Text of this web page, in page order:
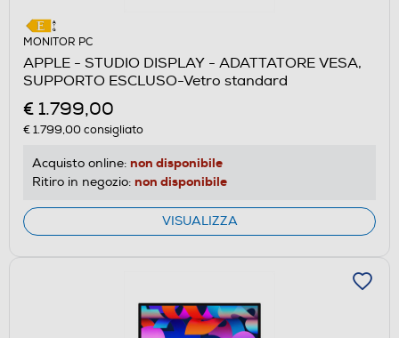
MONITOR PC
APPLE - STUDIO DISPLAY - ADATTATORE VESA,
SUPPORTO ESCLUSO-Vetro standard
€ 1.799,00
€ 1.799,00consigliato
Acquisto online: non disponibile
Ritiro in negozio: non disponibile
VISUALIZZA